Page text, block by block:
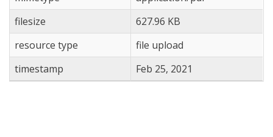
filesize
627.96 KB
resource type
file upload
timestamp
Feb 25, 2021